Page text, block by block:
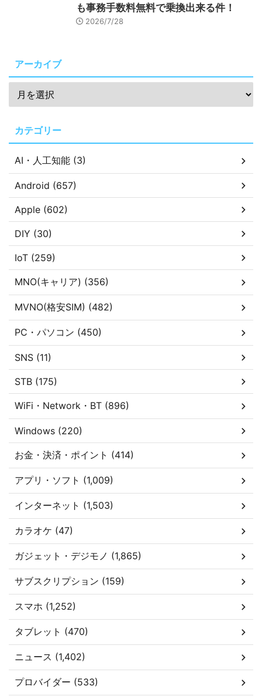
も事務手数料無料で乗換出来る件！
2026/7/28
アーカイブ
カテゴリー
AI・人工知能 (3)
Android (657)
Apple (602)
DIY (30)
IoT (259)
MNO(キャリア) (356)
MVNO(格安SIM) (482)
PC・パソコン (450)
SNS (11)
STB (175)
WiFi・Network・BT (896)
Windows (220)
お金・決済・ポイント (414)
アプリ・ソフト (1,009)
インターネット (1,503)
カラオケ (47)
ガジェット・デジモノ (1,865)
サブスクリプション (159)
スマホ (1,252)
タブレット (470)
ニュース (1,402)
プロバイダー (533)